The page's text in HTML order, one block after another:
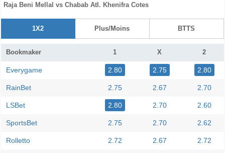
Raja Beni Mellal vs Chabab Atl. Khenifra Cotes
1X2 Plus/Moins BTTS
Bookmaker 1 X 2
Everygame 2.80 2.75 2.80
RainBet 2.75 2.67 2.70
LSBet 2.80 2.70 2.60
SportsBet 2.75 2.70 2.62
Rolletto 2.72 2.67 2.72